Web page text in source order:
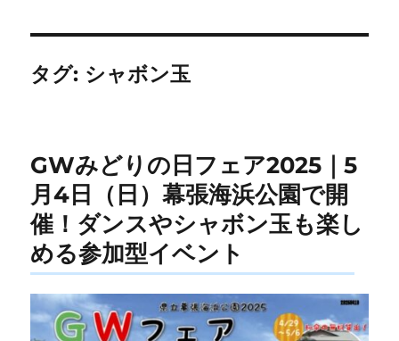
タグ: シャボン玉
GWみどりの日フェア2025｜5
月4日（日）幕張海浜公園で開
催！ダンスやシャボン玉も楽し
める参加型イベント